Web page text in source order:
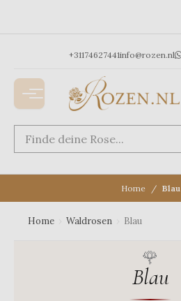
+31174627441info@rozen.nl
Home Blau
Home Waldrosen Blau
Blau